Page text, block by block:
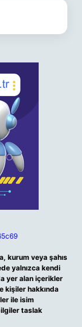
kurum veya şahıs
yalnızca kendi
yer alan içerikler
kişiler hakkında
ile isim
taslak